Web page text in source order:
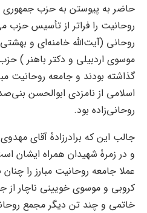
حاضر به پیوستن به حزب
روحانی (‌آیت‌الله خامنه‌ای و
موسوی اردبیلی و دکتر باهنر )
گذاشته بودند و جامعه روحانیت
اسلامی از نامزدی ابوالحسن
روحانی‌زاده بود.
جالب این که برادرزادۀ آقای
و در زمرۀ شهیدان همراه ایشان
عملا جامعه روحانیت مبارز را
کروبی و موسوی خویینی ناچار از
خاتمی و چند تن دیگر مجمع